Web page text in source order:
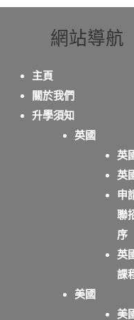
網站導航
主頁
關於我們
升學須知
英國
英
英
申
聯
序
英
課
美國
美